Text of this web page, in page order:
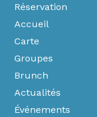
Réservation
Accueil
Carte
Groupes
Brunch
Actualités
Événements